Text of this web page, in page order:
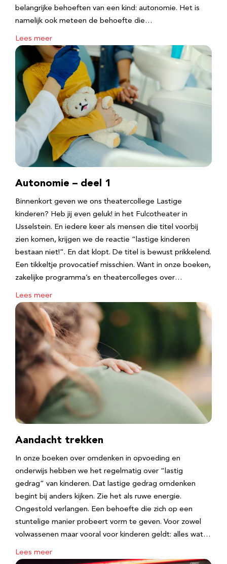
belangrijke behoeften van een kind: autonomie. Het is
namelijk ook meteen de behoefte die…
Lees meer
Autonomie – deel 1
Binnenkort geven we ons theatercollege Lastige
kinderen? Heb jij even geluk! in het Fulcotheater in
IJsselstein. En iedere keer als mensen die titel voorbij
zien komen, krijgen we de reactie “lastige kinderen
bestaan niet!”. En dat klopt. De titel is bewust prikkelend.
Een tikkeltje provocatief misschien. Want in onze boeken,
zakelijke programma’s en theatercolleges over…
Lees meer
Aandacht trekken
In onze boeken over omdenken in opvoeding en
onderwijs hebben we het regelmatig over “lastig
gedrag” van kinderen. Dat lastige gedrag omdenken
begint bij anders kijken. Zie het als ruwe energie.
Ongestold verlangen. Een behoefte die zich op een
stuntelige manier probeert vorm te geven. Voor zowel
volwassenen maar vooral voor kinderen geldt: alles wat…
Lees meer